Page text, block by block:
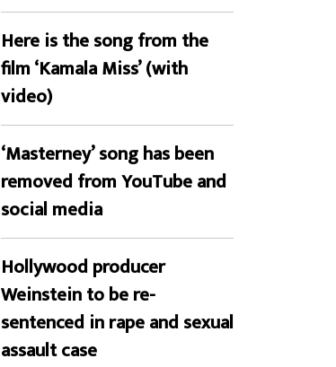
Here is the song from the
film ‘Kamala Miss’ (with
video)
‘Masterney’ song has been
removed from YouTube and
social media
Hollywood producer
Weinstein to be re-
sentenced in rape and sexual
assault case